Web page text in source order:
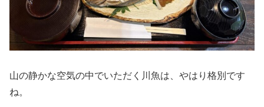
山の静かな空気の中でいただく川魚は、やはり格別です
ね。